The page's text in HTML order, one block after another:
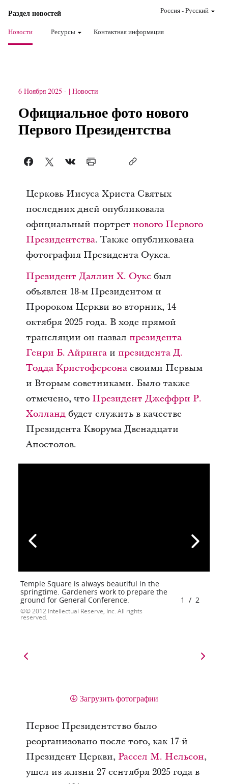
Раздел новостей
Новости Ресурсы Контактная информация
Россия-Pусский
6 Ноября 2025 - Новости
Официальное фото нового
Первого Президентства
Церковь Иисуса Христа Святых
последних дней опубликовала
официальный портрет нового Первого
Президентства. Также опубликована
фотография Президента Оукса.
Президент Даллин Х. Оукс был
объявлен 18-м Президентом и
Пророком Церкви во вторник, 14
октября 2025 года. В ходе прямой
трансляции он назвал президента
Генри Б. Айрингаи президента Д.
Тодда Кристоферсонасвоими Первым
и Вторым советниками. Было также
отмечено, что Президент Джеффри Р.
Холландбудет служить в качестве
Президента Кворума Двенадцати
Апостолов.
Temple Square is always beautiful in the
springtime. Gardeners work to prepare the
ground for General Conference.
© 2012 Intellectual Reserve, Inc. All rights
reserved.
1 / 2
Загрузить фотографии
Первое Президентство было
реорганизовано после того, как 17-й
Президент Церкви, Рассел М. Нельсон,
ушел из жизни 27 сентября 2025 года в